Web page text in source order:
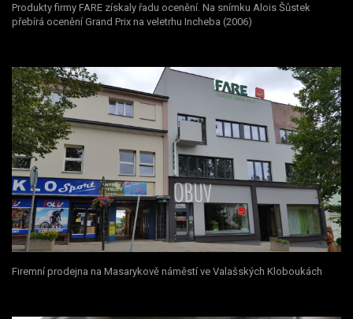
Produkty firmy FARE získaly řadu ocenění. Na snímku Alois Šůstek
přebírá ocenění Grand Prix na veletrhu Incheba (2006)
Firemní prodejna na Masarykově náměstí ve Valašských Kloboukách